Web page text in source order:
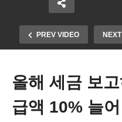
PREV VIDEO
올해 세금 보
급액 10% 늘